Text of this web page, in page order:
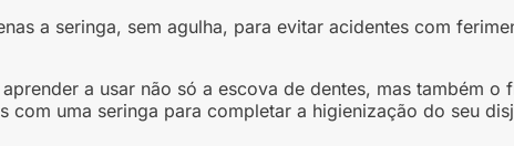
a seringa, sem agulha, para evitar acidentes com
a usar não só a escova de dentes, mas também o
com uma seringa para completar a higienização do seu